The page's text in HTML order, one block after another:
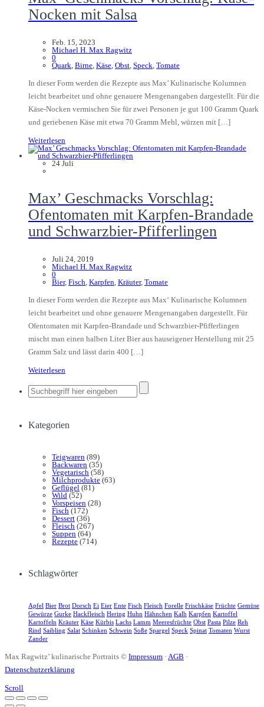
Nocken mit Salsa
Feb. 15, 2023
Michael H. Max Ragwitz
0
Quark Birne Käse Obst Speck Tomate
In dieser Form werden die Rezepte aus Max’ Kulinarische Kolumnen
leicht bearbeitet und ohne genauere Mengenangaben dargestellt. Für die
Käse-Nocken vermischen Sie für zwei Personen je gut 100 Gramm Quark
und geriebenen Käse mit etwa 70 Gramm Mehl, würzen mit […]
Weiterlesen
24 Juli
Max’ Geschmacks Vorschlag:
Ofentomaten mit Karpfen-Brandade
und Schwarzbier-Pfifferlingen
Juli 24, 2019
Michael H. Max Ragwitz
0
Bier, Fisch Karpfen Kräuter, Tomate
In dieser Form werden die Rezepte aus Max‘ Kulinarische Kolumnen
leicht bearbeitet und ohne genauere Mengenangaben dargestellt. Für
Ofentomaten mit Karpfen-Brandade und Schwarzbier-Pfifferlingen
mischt man einen halben Liter Bier aus hauseigener Herstellung mit 25
Gramm Salz und lässt darin 400 […]
Weiterlesen
Kategorien
Teigwaren (89)
Backwaren (35)
Vegetarisch (58)
Milchprodukte (63)
Geflügel (81)
Wild (52)
Vorspeisen (28)
Fisch (172)
Dessert (36)
Fleisch (267)
Suppen (64)
Rezepte (714)
Schlagwörter
Apfel Bier Brot Dorsch Ei Eier Ente Fisch Fleisch Forelle Frischkäse Früchte Gemüse
Gewürze Gurke Hackfleisch Hering Huhn Hähnchen Kalb Karpfen Kartoffel
Kartoffeln Kräuter Käse Kürbis Lachs Lamm Meeresfrüchte Obst Pasta Pilze Reh
Rind Saibling Salat Schinken Schwein Soße Spargel Speck Spinat Tomaten Wurst
Zander
Max Ragwitz’ kulinarische Portraits © Impressum · AGB ·
Datenschutzerklärung
Scroll